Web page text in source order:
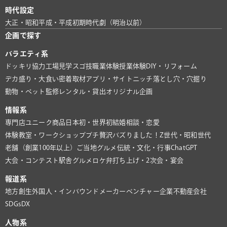
時代設定
大正・昭和平成・平成初期時代劇（明治以前）
企画で探す
バラエティ系
ドッキリ協力 工場見学 スゴ技職業体験授業体験 DIY・リフォーム
デカ盛り・大食い密着取材アプリ・サイト ニッチ落とし穴・穴掘り
動物・ペット 監修 レンタル・貸出オリジナル企画
情報系
専門店ユニーク商品 日本初・世界初結婚相談・恋愛
体験教室・ワークショッププチ贅沢バズりました！ Z世代・昭和世代
老舗（創業100年以上）
ご当地グルメ 伝統・文化・行事ChatGPT
大会・コンテスト 駅舎グルメ ロケ弁打ち上げ・2次会・宴会
報道系
地方創生外国人・インバウンド メーカー ベンチャー企業不動産会社
SDGs DX
人物系